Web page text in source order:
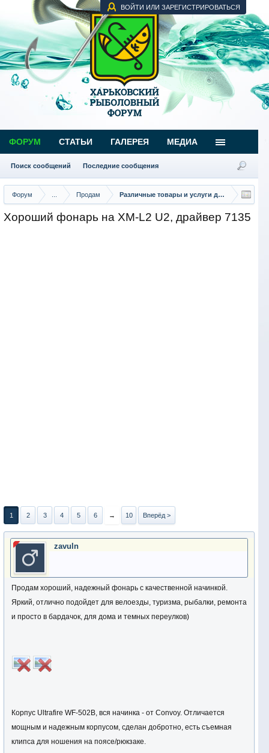
ВОЙТИ ИЛИ ЗАРЕГИСТРИРОВАТЬСЯ
Форум Продам Различные товары и услуги для рыбаков
Хороший фонарь на XM-L2 U2, драйвер 7135
1 2 3 4 5 6 → 10 Вперёд >
zavuln
Продам хороший, надежный фонарь с качественной начинкой.
Яркий, отлично подойдет для велоезды, туризма, рыбалки, ремонта
и просто в бардачок, для дома и темных переулков)
Корпус Ultrafire WF-502B, вся начинка - от Convoy. Отличается
мощным и надежным корпусом, сделан добротно, есть съемная
клипса для ношения на поясе/рюкзаке.
ФОРУМ
Поиск сообщений Последние сообщения
СТАТЬИ ГАЛЕРЕЯ МЕДИА